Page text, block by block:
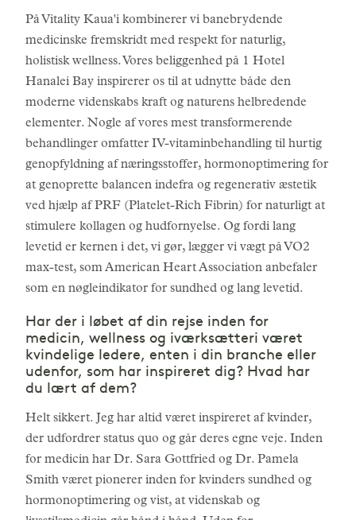
På Vitality Kaua'i kombinerer vi banebrydende
medicinske fremskridt med respekt for naturlig,
holistisk wellness. Vores beliggenhed på 1 Hotel
Hanalei Bay inspirerer os til at udnytte både den
moderne videnskabs kraft og naturens helbredende
elementer. Nogle af vores mest transformerende
behandlinger omfatter IV-vitaminbehandling til hurtig
genopfyldning af næringsstoffer, hormonoptimering for
at genoprette balancen indefra og regenerativ æstetik
ved hjælp af PRF (Platelet-Rich Fibrin) for naturligt at
stimulere kollagen og hudfornyelse. Og fordi lang
levetid er kernen i det, vi gør, lægger vi vægt på VO2
max-test, som American Heart Association anbefaler
som en nøgleindikator for sundhed og lang levetid.
Har der i løbet af din rejse inden for
medicin, wellness og iværksætteri været
kvindelige ledere, enten i din branche eller
udenfor, som har inspireret dig? Hvad har
du lært af dem?
Helt sikkert. Jeg har altid været inspireret af kvinder,
der udfordrer status quo og går deres egne veje. Inden
for medicin har Dr. Sara Gottfried og Dr. Pamela
Smith været pionerer inden for kvinders sundhed og
hormonoptimering og vist, at videnskab og